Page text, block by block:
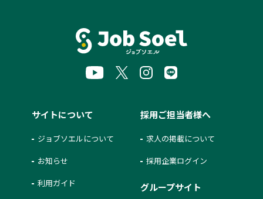
サイトについて
ジョブソエルについて
お知らせ
利用ガイド
採用ご担当者様へ
求人の掲載について
採用企業ログイン
グループサイト